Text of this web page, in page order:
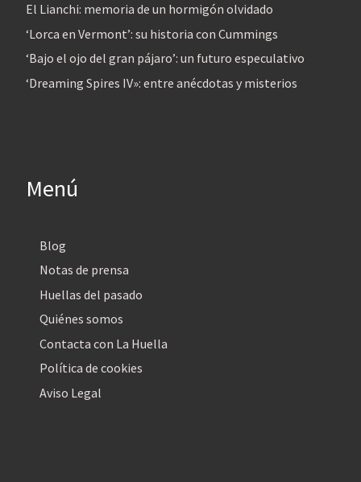
El Lianchi: memoria de un hormigón olvidado
‘Lorca en Vermont’: su historia con Cummings
‘Bajo el ojo del gran pájaro’: un futuro especulativo
‘Dreaming Spires IV»: entre anécdotas y misterios
Menú
Blog
Notas de prensa
Huellas del pasado
Quiénes somos
Contacta con La Huella
Política de cookies
Aviso Legal